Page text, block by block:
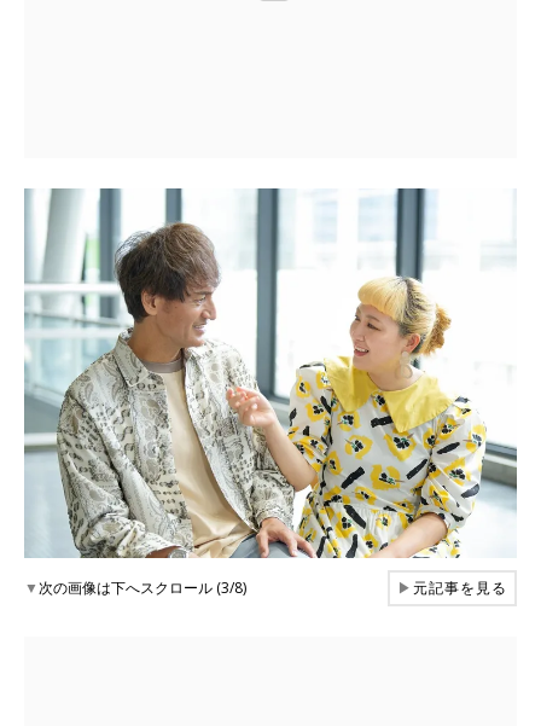
▼次の画像は下へスクロール (3/8) ▶元記事を見る